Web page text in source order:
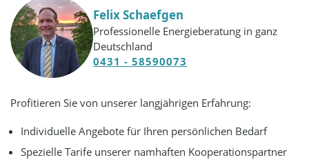
Felix Schaefgen
Professionelle Energieberatung in ganz
Deutschland
0431 - 58590073
Profitieren Sie von unserer langjährigen Erfahrung:
Individuelle Angebote für Ihren persönlichen Bedarf
Spezielle Tarife unserer namhaften Kooperationspartner